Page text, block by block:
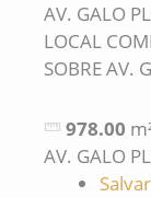
AV. GALO
LOCAL
SOBRE AV.
978.00
AV. GALO
Salvar